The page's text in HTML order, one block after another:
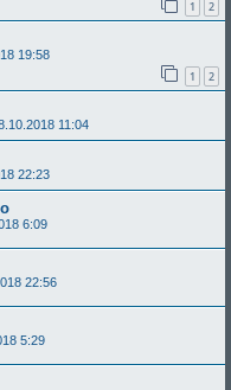
1 2
19:58
1 2
11:04
22:23
6:09
22:56
5:29